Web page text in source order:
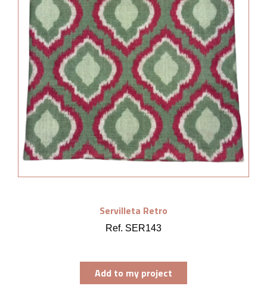
Servilleta Retro
Ref. SER143
Add to my project